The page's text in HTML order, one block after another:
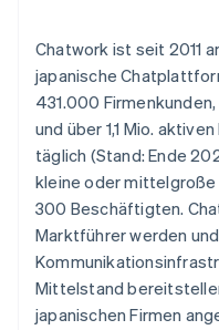
Chatwork ist seit 2011
japanische
431.000
und über 1,1 Mio.
täglich (Stand: Ende
kleine oder
300 Beschäftigten.
Marktführer werden
Mittelstand
japanischen Firmen